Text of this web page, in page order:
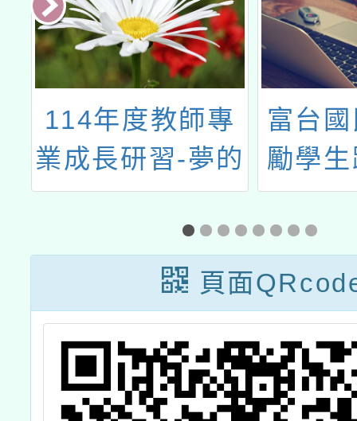
114年度教師專
業成長研習-夢的
N次方工作坊
富台
勵學
「第
市合
法
頁面